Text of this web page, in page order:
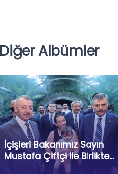
Diğer Albümler
İçişleri Bakanımız Sayın
Mustafa Çiftçi ile Birlikte
FuarParkı’nı Ziyaret Ettik